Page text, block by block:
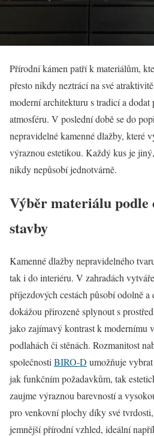
Přírodní kámen patří k materiálům,
přesto nikdy neztrácí na své
moderní architekturu s tradicí a dodat
atmosféru. V poslední době se do
nepravidelné kamenné dlažby, které
výraznou estetikou. Každý kus je
nikdy nepůsobí jednotvárně.
Výběr materiálu
stavby
Kamenné dlažby nepravidelného
tak i do interiéru. V zahradách
příjezdových cestách působí odolně
dokážou přirozeně splynout s
jako zajímavý kontrast k modernímu
podlahách či stěnách. Rozmanitost
společnosti BIRO-D umožňuje
jak funkčním požadavkům, tak
zaujme výraznou barevností a
pro venkovní plochy díky své
jemnější přírodní vzhled, ideální